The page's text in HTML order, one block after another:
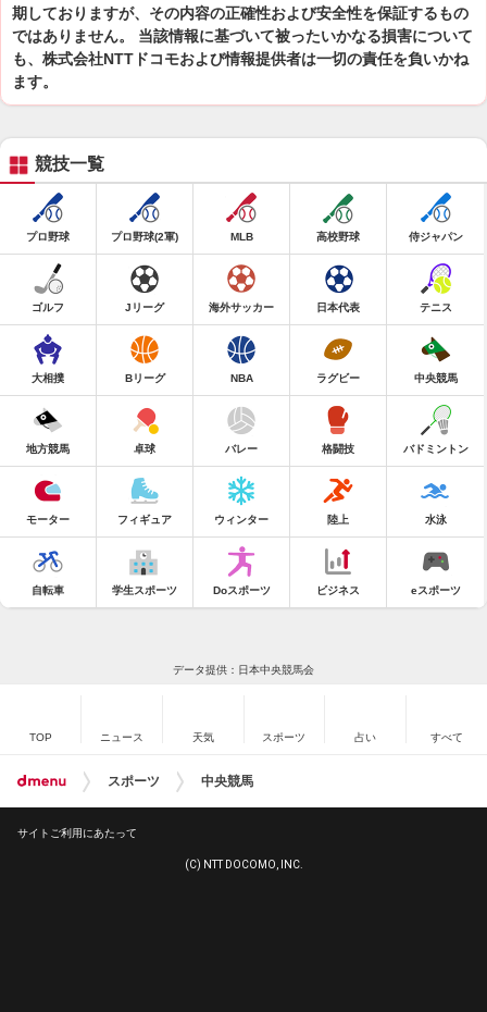
期しておりますが、その内容の正確性および安全性を保証するもの
ではありません。 当該情報に基づいて被ったいかなる損害について
も、株式会社NTTドコモおよび情報提供者は一切の責任を負いかね
ます。
競技一覧
プロ野球 プロ野球(2軍) MLB 高校野球 侍ジャパン
ゴルフ Jリーグ 海外サッカー 日本代表 テニス
大相撲 Bリーグ NBA ラグビー 中央競馬
地方競馬 卓球 バレー 格闘技 バドミントン
モーター フィギュア ウィンター 陸上 水泳
自転車 学生スポーツ Doスポーツ ビジネス eスポーツ
データ提供：日本中央競馬会
TOP ニュース 天気 スポーツ 占い すべて
スポーツ 中央競馬
サイトご利用にあたって
(C) NTT DOCOMO, INC.